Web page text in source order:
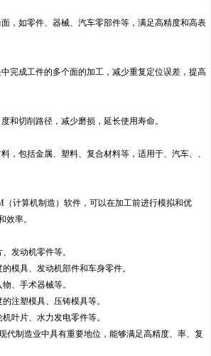
，如零件、器械、汽车零部件等，满足高精度和高表
完成工件的多个面的加工，减少重复定位误差，提高
和切削路径，减少磨损，延长使用寿命。
，包括金属、塑料、复合材料等，适用于、汽车、、
计算机制造）软件，可以在加工前进行模拟和优
效率。
发动机零件等。
模具、发动机部件和车身零件。
、手术器械等。
注塑模具、压铸模具等。
叶片、水力发电零件等。
代制造业中具有重要地位，能够满足高精度、率、复